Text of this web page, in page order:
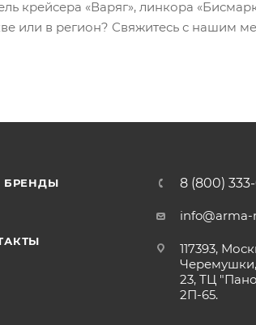
крейсера «Варяг», линкора
или в регион? Свяжитесь с нашим
БРЕНДЫ 8 (800)
info@arma-
117393,
Черемушки,
23, ТЦ
2П-65.